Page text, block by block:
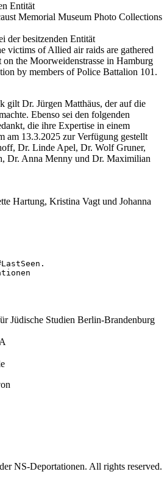
Entität
Memorial Museum Photo Collections
der besitzenden Entität
victims of Allied air raids are gathered
on the Moorweidenstrasse in Hamburg
by members of Police Battalion 101.
gilt Dr. Jürgen Matthäus, der auf die
Ebenso sei den folgenden
die ihre Expertise in einem
am 13.3.2025 zur Verfügung gestellt
Dr. Linde Apel, Dr. Wolf Gruner,
Dr. Anna Menny und Dr. Maximilian
Hartung, Kristina Vagt und Johanna
Jüdische Studien Berlin-Brandenburg
NS-Deportationen. All rights reserved.